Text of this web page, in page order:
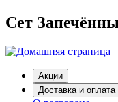
Сет
Акции
Доставка и оплата